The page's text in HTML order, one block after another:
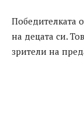
Победителката
на децата си.
зрители на